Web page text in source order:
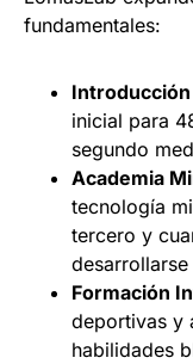
fundamentales:
inicial para
segundo
Academia
tecnología
tercero y
Formación
deportivas y
habilidades